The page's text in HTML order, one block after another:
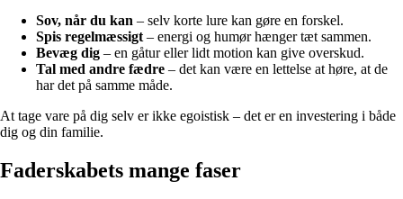
Sov, når du kan – selv korte lure kan gøre en forskel.
Spis regelmæssigt – energi og humør hænger tæt sammen.
Bevæg dig – en gåtur eller lidt motion kan give overskud.
Tal med andre fædre – det kan være en lettelse at høre, at de
har det på samme måde.
At tage vare på dig selv er ikke egoistisk – det er en investering i både
dig og din familie.
Faderskabets mange faser